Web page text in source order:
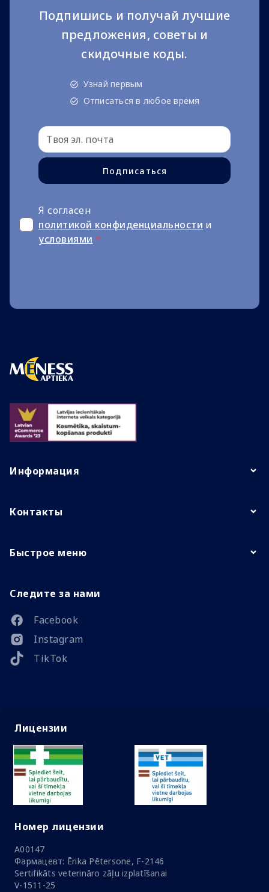
Подпишись и получай лучшие
предложения, советы и
скидочные коды.
Узнай первым
Отписаться в любое время
Подписаться
Я согласен
политикой конфиденциальности и
условиями *
Информация
Контакты
Быстрое меню
Следите за нами
Facebook
Instagram
TikTok
Лицензии
Номер лицензии
A00147
Фармацевт: Ērika Pētersone, F-2146
Sertifikāts veterināro zāļu izplatīšanai
V-1511-25